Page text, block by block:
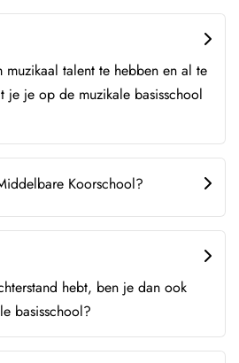
muzikaal talent te hebben en al te
je je op de muzikale basisschool
Koorschool?
hebt, ben je dan ook
basisschool?